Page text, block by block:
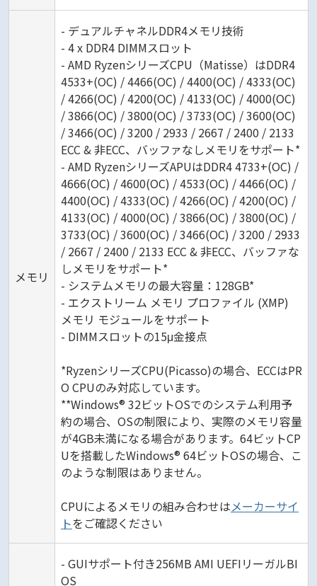
メモリ
- デュアルチャネルDDR4メモリ技術
- 4 x DDR4 DIMMスロット
- AMD RyzenシリーズCPU（Matisse）はDDR4
4533+(OC) / 4466(OC) / 4400(OC) / 4333(OC)
/ 4266(OC) / 4200(OC) / 4133(OC) / 4000(OC)
/ 3866(OC) / 3800(OC) / 3733(OC) / 3600(OC)
/ 3466(OC) / 3200 / 2933 / 2667 / 2400 / 2133
ECC & 非ECC、バッファなしメモリをサポート*
- AMD RyzenシリーズAPUはDDR4 4733+(OC) /
4666(OC) / 4600(OC) / 4533(OC) / 4466(OC) /
4400(OC) / 4333(OC) / 4266(OC) / 4200(OC) /
4133(OC) / 4000(OC) / 3866(OC) / 3800(OC) /
3733(OC) / 3600(OC) / 3466(OC) / 3200 / 2933
/ 2667 / 2400 / 2133 ECC & 非ECC、バッファな
しメモリをサポート*
- システムメモリの最大容量：128GB*
- エクストリーム メモリ プロファイル (XMP)
メモリ モジュールをサポート
- DIMMスロットの15μ金接点
*RyzenシリーズCPU(Picasso)の場合、ECCはPR
O CPUのみ対応しています。
**Windows® 32ビットOSでのシステム利用予
約の場合、OSの制限により、実際のメモリ容量
が4GB未満になる場合があります。64ビットCP
Uを搭載したWindows® 64ビットOSの場合、こ
のような制限はありません。
CPUによるメモリの組み合わせはメーカーサイ
トをご確認ください
- GUIサポート付き256MB AMI UEFIリーガルBI
OS